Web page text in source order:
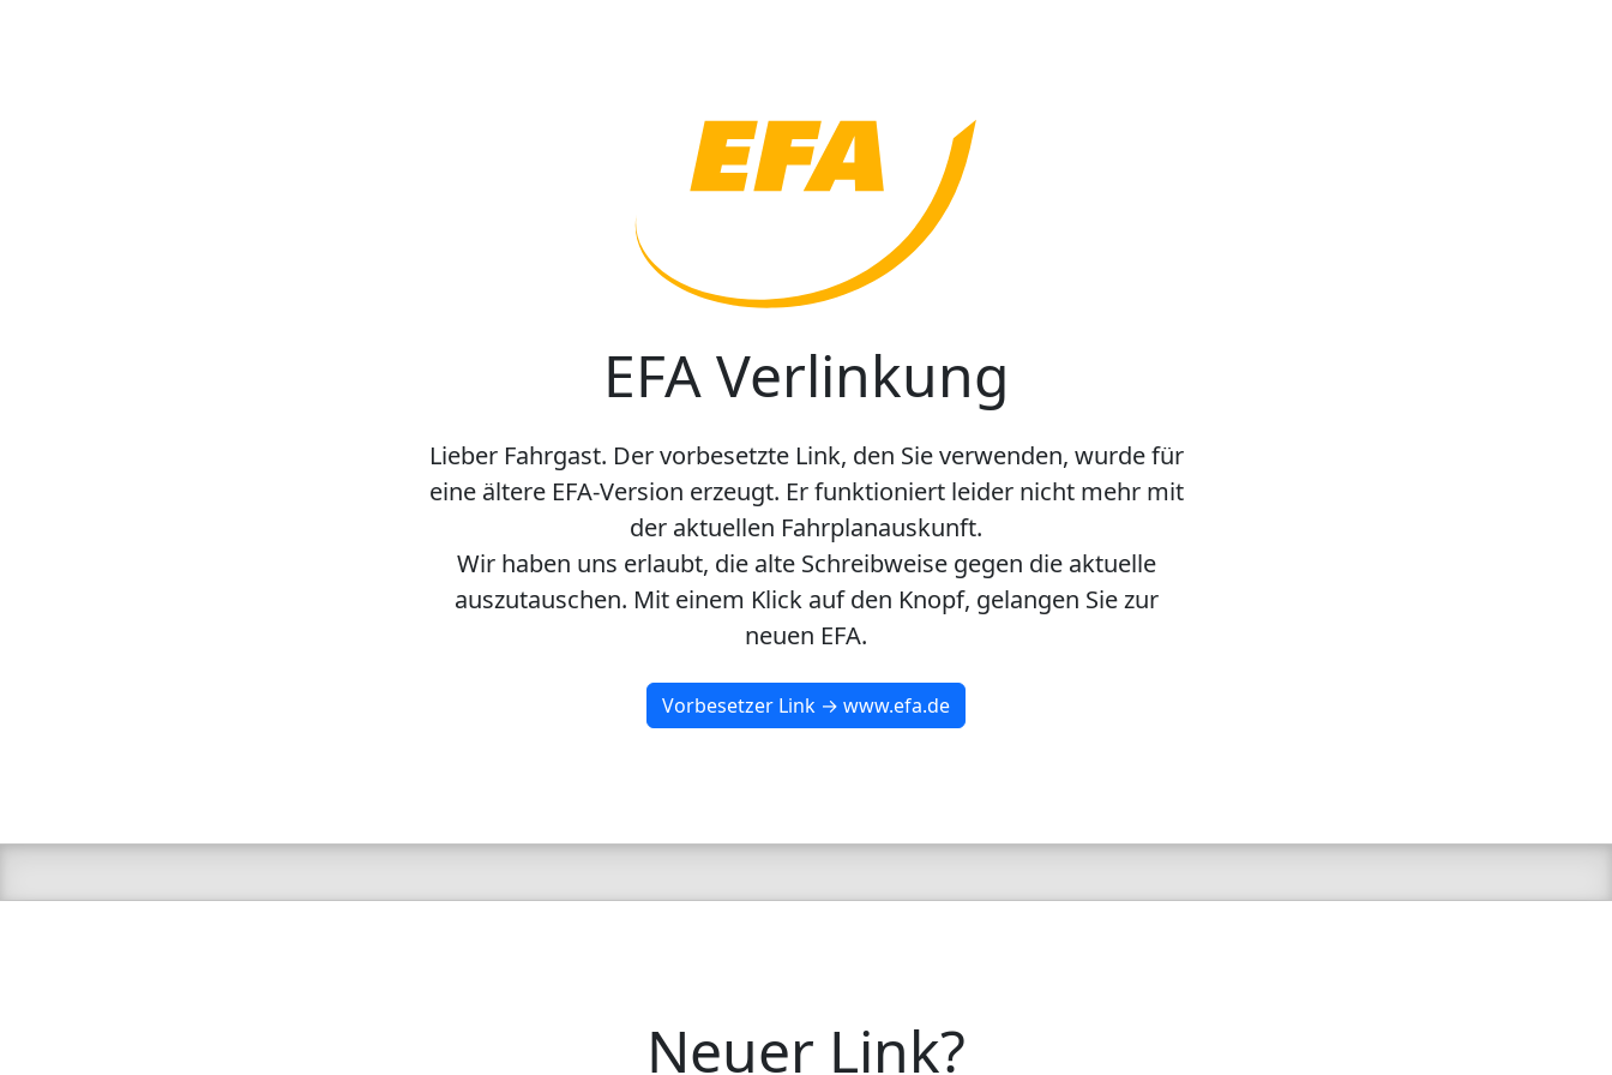
EFA Verlinkung
Lieber Fahrgast. Der vorbesetzte Link, den Sie verwenden, wurde für
eine ältere EFA-Version erzeugt. Er funktioniert leider nicht mehr mit
der aktuellen Fahrplanauskunft.
Wir haben uns erlaubt, die alte Schreibweise gegen die aktuelle
auszutauschen. Mit einem Klick auf den Knopf, gelangen Sie zur
neuen EFA.
Vorbesetzer Link → www.efa.de
Neuer Link?